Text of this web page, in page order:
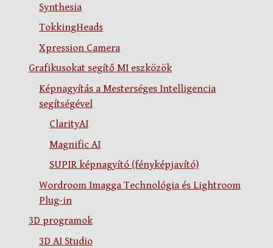
Synthesia
TokkingHeads
Xpression Camera
Grafikusokat segítő MI eszközök
Képnagyítás a Mesterséges Intelligencia
segítségével
ClarityAI
Magnific AI
SUPIR képnagyító (fényképjavító)
Wordroom Imagga Technológia és Lightroom
Plug-in
3D programok
3D AI Studio